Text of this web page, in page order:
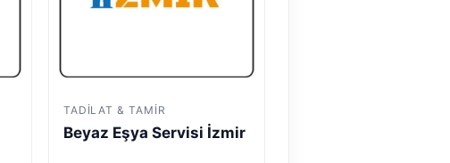
TADILAT & TAMIR
Beyaz Eşya Servisi İzmir